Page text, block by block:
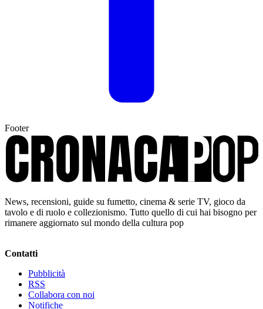
Footer
News, recensioni, guide su fumetto, cinema & serie TV, gioco da
tavolo e di ruolo e collezionismo. Tutto quello di cui hai bisogno per
rimanere aggiornato sul mondo della cultura pop
Contatti
Pubblicità
RSS
Collabora con noi
Notifiche